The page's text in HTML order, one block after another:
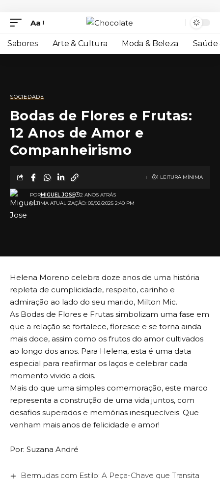
Aa
Sabores Arte & Cultura Moda & Beleza Saúde
SOCIEDADE
Bodas de Flores e Frutas:
12 Anos de Amor e
Companheirismo
ULTIMA ATUALIZAÇÃO: 05/02/2025 2:40 PM
PORMIGUEL JOSE 2 ANOS ATRÁS
1 LEITURA MÍNIMA
Helena Moreno celebra doze anos de uma história
repleta de cumplicidade, respeito, carinho e
admiração ao lado do seu marido, Milton Mic.
As Bodas de Flores e Frutas simbolizam uma fase em
que a relação se fortalece, floresce e se torna ainda
mais doce, assim como os frutos do amor cultivados
ao longo dos anos. Para Helena, esta é uma data
especial para reafirmar os laços e celebrar cada
momento vivido a dois.
Mais do que uma simples comemoração, este marco
representa a construção de uma vida juntos, com
desafios superados e memórias inesquecíveis. Que
venham mais anos de felicidade e amor!
Por: Suzana André
Bermudas com Estilo: A Peça-Chave que Transita